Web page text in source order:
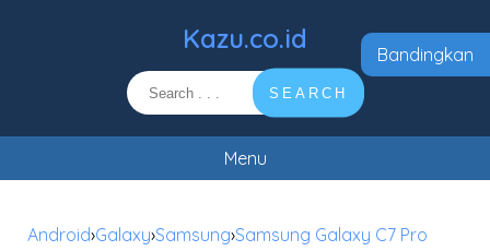
Kazu.co.id
SEARCH
Menu
Android›Galaxy›Samsung›Samsung Galaxy C7 Pro
Bandingkan